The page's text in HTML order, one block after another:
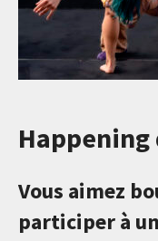
Happening
Vous aimez
participer à